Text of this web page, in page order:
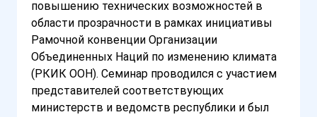
повышению технических возможностей в
области прозрачности в рамках инициативы
Рамочной конвенции Организации
Объединенных Наций по изменению климата
(РКИК ООН). Семинар проводился с участием
представителей соответствующих
министерств и ведомств республики и был